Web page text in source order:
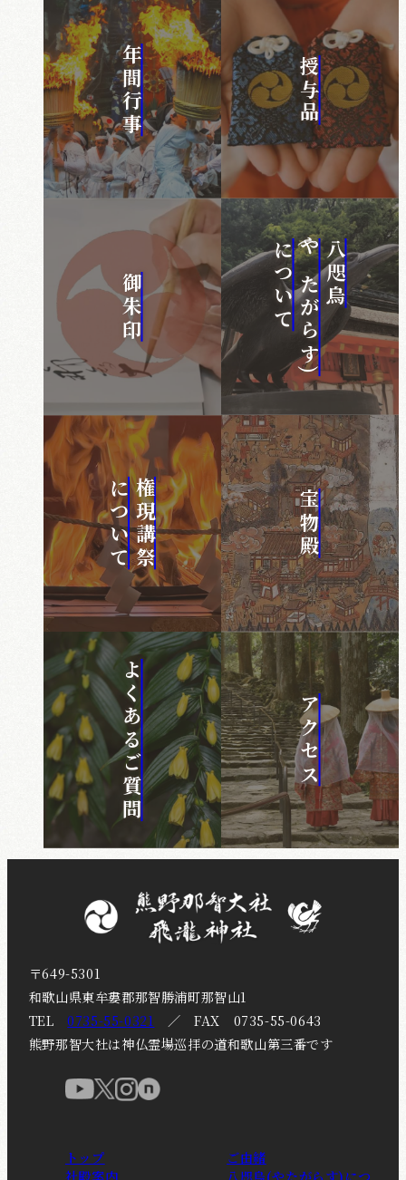
年間行事 授与品
御朱印 八咫烏
(やたがらす)
について
権現講祭
について 宝物殿
よくあるご質問 アクセス
〒649-5301
和歌山県東牟婁郡那智勝浦町那智山1
TEL0735-55-0321 ／ FAX 0735-55-0643
熊野那智大社は神仏霊場巡拝の道和歌山第三番です
トップ
ご由緒